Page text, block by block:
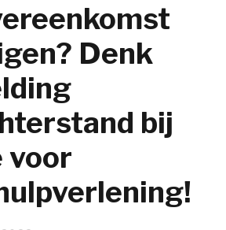
Denk
bij
voor